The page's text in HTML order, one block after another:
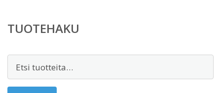
TUOTEHAKU